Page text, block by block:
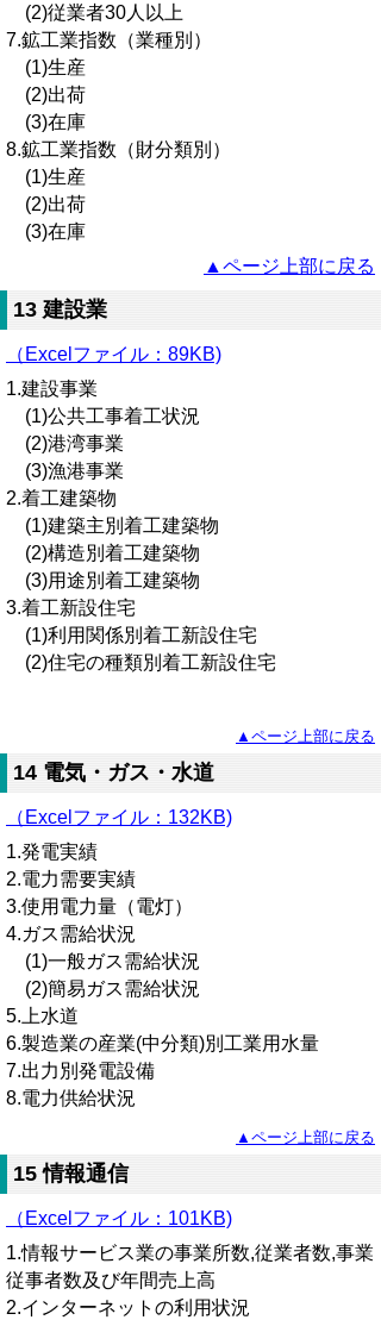
(2)従業者30人以上
7.鉱工業指数（業種別）
(1)生産
(2)出荷
(3)在庫
8.鉱工業指数（財分類別）
(1)生産
(2)出荷
(3)在庫
▲ページ上部に戻る
13 建設業
（Excelファイル：89KB)
1.建設事業
(1)公共工事着工状況
(2)港湾事業
(3)漁港事業
2.着工建築物
(1)建築主別着工建築物
(2)構造別着工建築物
(3)用途別着工建築物
3.着工新設住宅
(1)利用関係別着工新設住宅
(2)住宅の種類別着工新設住宅
▲ページ上部に戻る
14 電気・ガス・水道
（Excelファイル ： 132KB)
1.発電実績
2.電力需要実績
3.使用電力量（電灯）
4.ガス需給状況
(1)一般ガス需給状況
(2)簡易ガス需給状況
5.上水道
6.製造業の産業(中分類)別工業用水量
7.出力別発電設備
8.電力供給状況
▲ページ上部に戻る
15 情報通信
（Excelファイル：101KB)
1.情報サービス業の事業所数,従業者数,事業
従事者数及び年間売上高
2.インターネットの利用状況